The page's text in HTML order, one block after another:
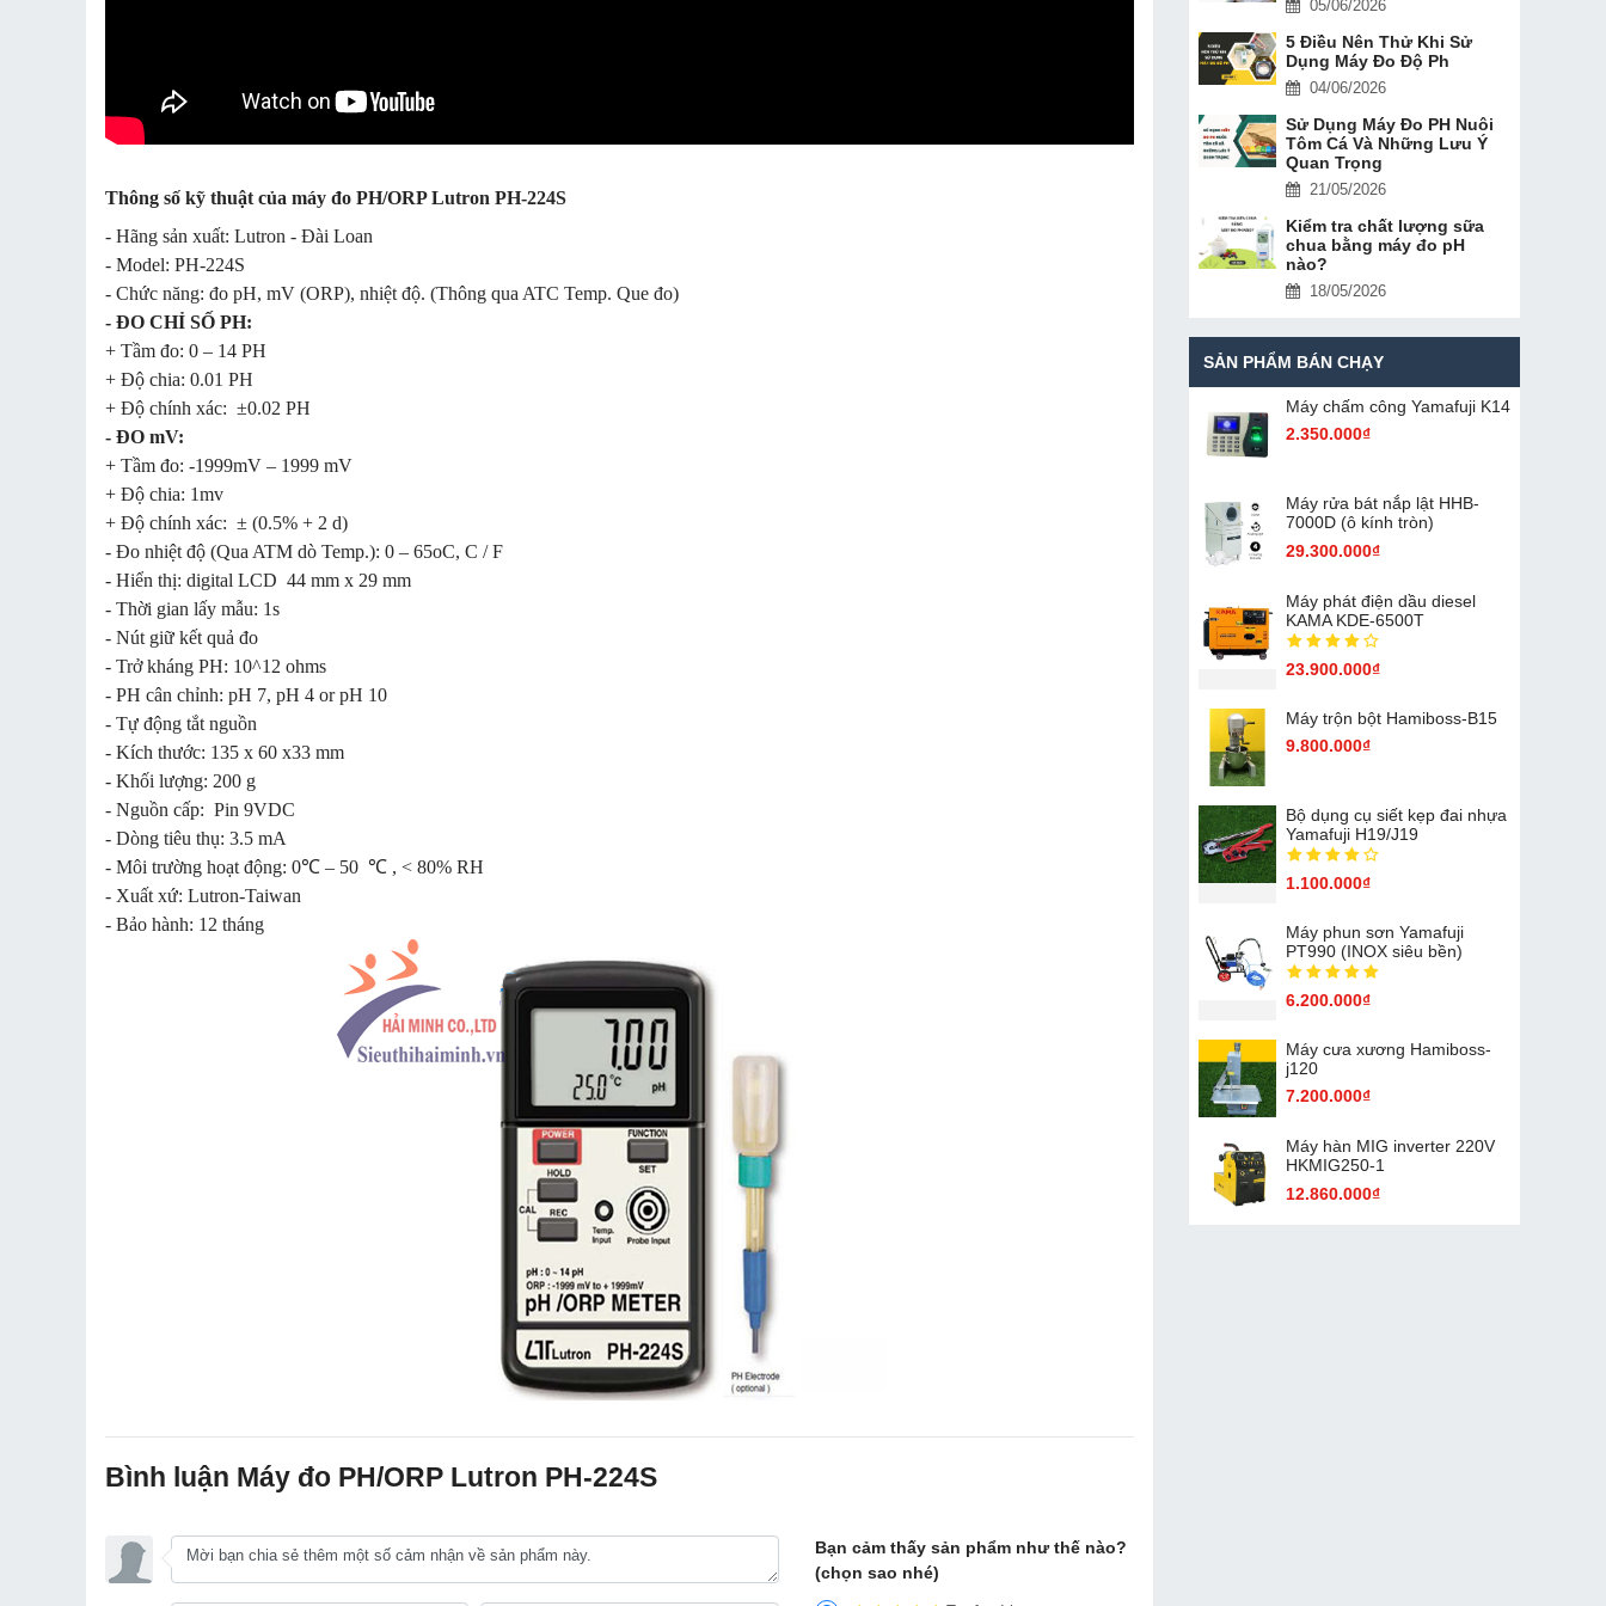
Thông số kỹ thuật của máy đo PH/ORP Lutron PH-224S
- Hãng sản xuất: Lutron - Đài Loan
- Model: PH-224S
- Chức năng: đo pH, mV (ORP), nhiệt độ. (Thông qua ATC Temp. Que đo)
- ĐO CHỈ SỐ PH:
+ Tầm đo: 0 – 14 PH
+ Độ chia: 0.01 PH
+ Độ chính xác: ±0.02 PH
- ĐO mV:
+ Tầm đo: -1999mV – 1999 mV
+ Độ chia: 1mv
+ Độ chính xác: ± (0.5% + 2 d)
- Đo nhiệt độ (Qua ATM dò Temp.): 0 – 65oC, C / F
- Hiển thị: digital LCD 44 mm x 29 mm
- Thời gian lấy mẫu: 1s
- Nút giữ kết quả đo
- Trở kháng PH: 10^12 ohms
- PH cân chỉnh: pH 7, pH 4 or pH 10
- Tự động tắt nguồn
- Kích thước: 135 x 60 x33 mm
- Khối lượng: 200 g
- Nguồn cấp: Pin 9VDC
- Dòng tiêu thụ: 3.5 mA
- Môi trường hoạt động: 0℃ – 50 ℃ , < 80% RH
- Xuất xứ: Lutron-Taiwan
- Bảo hành: 12 tháng
Bình luận Máy đo PH/ORP Lutron PH-224S
Bạn cảm thấy sản phẩm như thế nào?
(chọn sao nhé)
05/06/2026
5 Điều Nên Thử Khi Sử
Dụng Máy Đo Độ Ph
04/06/2026
Sử Dụng Máy Đo PH Nuôi
Tôm Cá Và Những Lưu Ý
Quan Trọng
21/05/2026
Kiểm tra chất lượng sữa
chua bằng máy đo pH
nào?
18/05/2026
SẢN PHẨM BÁN CHẠY
Máy chấm cô​ng Yamafuji K14
2.350.000₫
Máy rửa bát nắp lật HHB-
7000D (ô kính tròn)
29.300.000₫
Máy phát điện dầu diesel
KAMA KDE-6500T
23.900.000₫
Máy trộn bột Hamiboss-B15
9.800.000₫
Bộ dụng cụ siết kẹp đai nhựa
Yamafuji H19/J19
1.100.000₫
Máy phun sơn Yamafuji
PT990 (INOX siêu bền)
6.200.000₫
Máy cưa xương Hamiboss-
j120
7.200.000₫
Máy hàn MIG inverter 220V
HKMIG250-1
12.860.000₫